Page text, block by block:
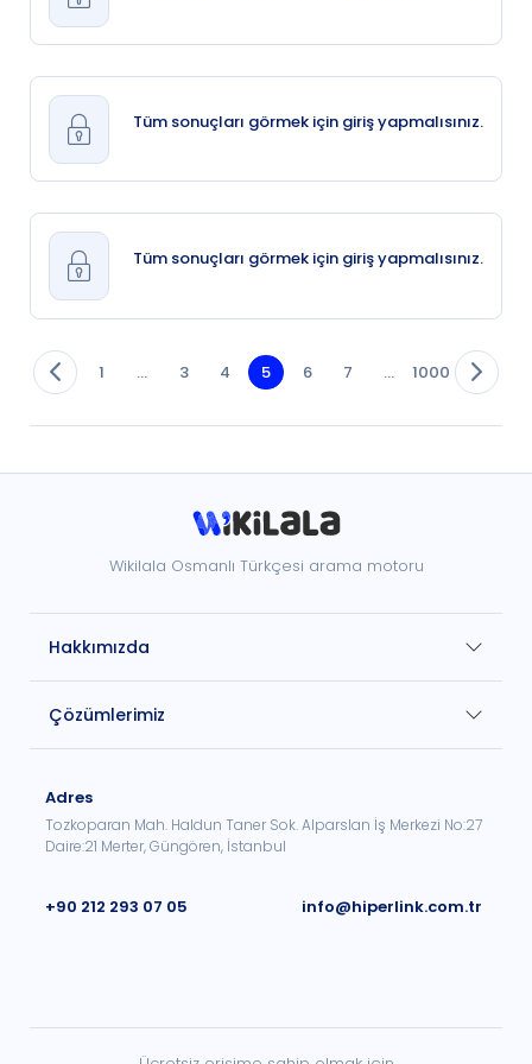
Tüm sonuçları görmek için giriş yapmalısınız.
Tüm sonuçları görmek için giriş yapmalısınız.
1 ... 3 4 5 6 7 ... 1000
Wikilala Osmanlı Türkçesi arama motoru
Hakkımızda
Çözümlerimiz
Adres
Tozkoparan Mah. Haldun Taner Sok. Alparslan İş Merkezi No:27
Daire:21 Merter, Güngören, İstanbul
+90 212 293 07 05 info@hiperlink.com.tr